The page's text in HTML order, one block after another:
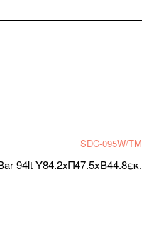
SDC-095W/TM
94lt Υ84.2xΠ47.5xΒ44.8εκ.